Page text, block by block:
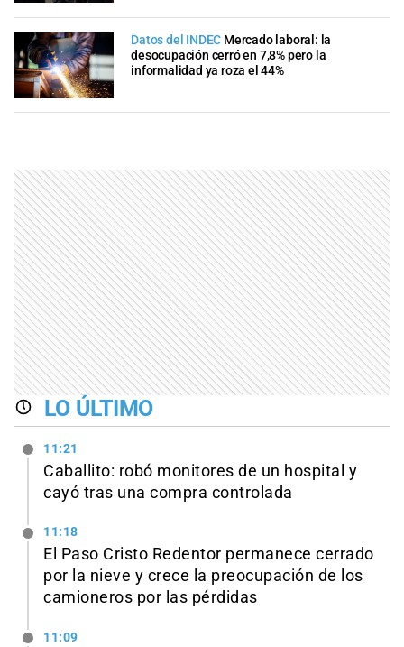
Datos del INDEC Mercado laboral: la
desocupación cerró en 7,8% pero la
informalidad ya roza el 44%
LO ÚLTIMO
11:21
Caballito: robó monitores de un hospital y
cayó tras una compra controlada
11:18
El Paso Cristo Redentor permanece cerrado
por la nieve y crece la preocupación de los
camioneros por las pérdidas
11:09